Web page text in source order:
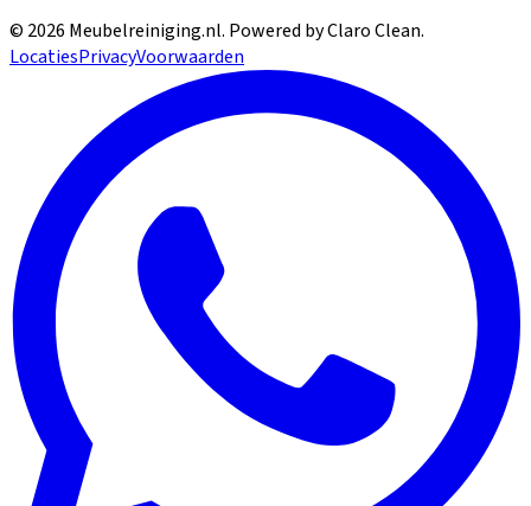
© 2026 Meubelreiniging.nl. Powered by Claro Clean.
LocatiesPrivacyVoorwaarden